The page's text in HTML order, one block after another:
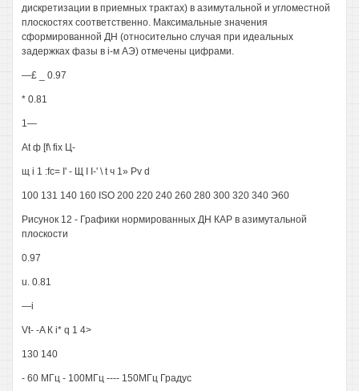
дискретизации в приемных трактах) в азимутальной и угломестной
плоскостях соответственно. Максимальные значения
сформированной ДН (относительно случая при идеальных
задержках фазы в i-м АЭ) отмечены цифрами.
—£ _ 0.97
* 0.81
1—
At ф [f\ fix Ц-
щ i 1 :fc= I' - Щ I I-' \ t ч 1» Pv d
100 131 140 160 ISO 200 220 240 260 280 300 320 340 Э60
Рисунок 12 - Графики нормированных ДН КАР в азимутальной
плоскости
0.97
u. 0.81
—i
Vt- -A К i* q 1 4>
130 140
- 60 МГц - 100МГц ---- 150МГц Градус